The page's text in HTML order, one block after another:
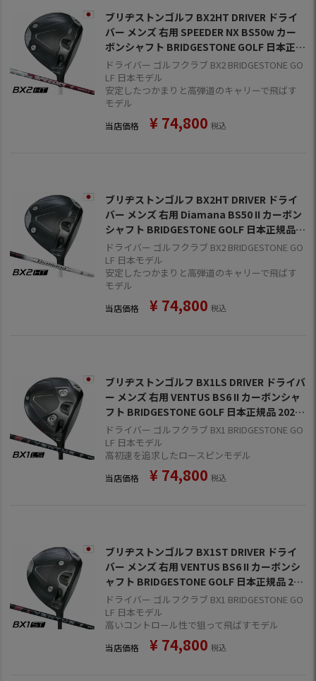
ブリヂストンゴルフ BX2HT DRIVER ドライ
バー メンズ 右用 SPEEDER NX BS50w カー
ボンシャフト BRIDGESTONE GOLF 日本正規
品 2025年モデル
ドライバー ゴルフクラブ BX2 BRIDGESTONE GO
LF 日本モデル
安定したつかまりと高弾道のキャリーで飛ばす
モデル
当店価格 ¥ 74,800 税込
ブリヂストンゴルフ BX2HT DRIVER ドライ
バー メンズ 右用 Diamana BS50 II カーボン
シャフト BRIDGESTONE GOLF 日本正規品 2
025年モデル
ドライバー ゴルフクラブ BX2 BRIDGESTONE GO
LF 日本モデル
安定したつかまりと高弾道のキャリーで飛ばす
モデル
当店価格 ¥ 74,800 税込
ブリヂストンゴルフ BX1LS DRIVER ドライバ
ー メンズ 右用 VENTUS BS6 II カーボンシャ
フト BRIDGESTONE GOLF 日本正規品 2025
年モデル
ドライバー ゴルフクラブ BX1 BRIDGESTONE GO
LF 日本モデル
高初速を追求したロースピンモデル
当店価格 ¥ 74,800 税込
ブリヂストンゴルフ BX1ST DRIVER ドライ
バー メンズ 右用 VENTUS BS6 II カーボンシ
ャフト BRIDGESTONE GOLF 日本正規品 202
5年モデル
ドライバー ゴルフクラブ BX1 BRIDGESTONE GO
LF 日本モデル
高いコントロール性で狙って飛ばすモデル
当店価格 ¥ 74,800 税込